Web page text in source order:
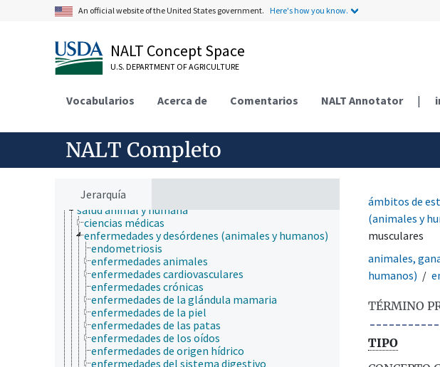
An official website of the United States government. Here's how you know.
NALT Concept Space
U.S. DEPARTMENT OF AGRICULTURE
Vocabularios Acerca de Comentarios NALT Annotator |
NALT Completo
Jerarquía
historia natural
horticultura
inmunología
ionómica
matemáticas y estadística
micología
microbiología
nutrición
paleontología
parasitología
patología de insectos
química
salud animal y humana
ciencias médicas
enfermedades y desórdenes (animales y humanos)
endometriosis
enfermedades animales
enfermedades cardiovasculares
enfermedades crónicas
enfermedades de la glándula mamaria
enfermedades de la piel
enfermedades de las patas
enfermedades de los oídos
enfermedades de origen hídrico
enfermedades del sistema digestivo
ámbitos de
(animales y
musculares
animales,
humanos)
TÉRMINO
TIPO